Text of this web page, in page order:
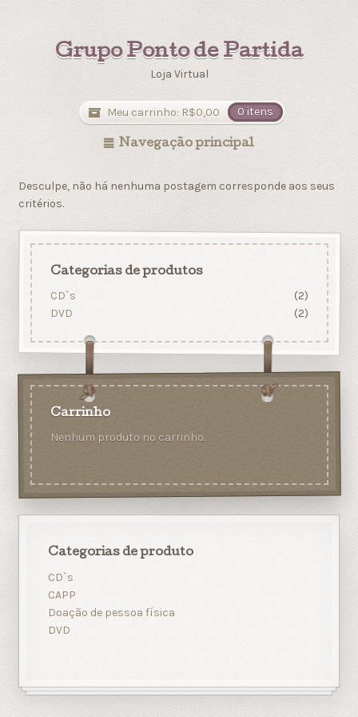
Grupo Ponto de Partida
Loja Virtual
Meu carrinho: R$0,00 0 itens
Navegação principal
Desculpe, não há nenhuma postagem corresponde aos seus
critérios.
Categorias de produtos
CD`s
(2)
DVD
(2)
Carrinho
Nenhum produto no carrinho.
Categorias de produto
CD`s
CAPP
Doação de pessoa física
DVD